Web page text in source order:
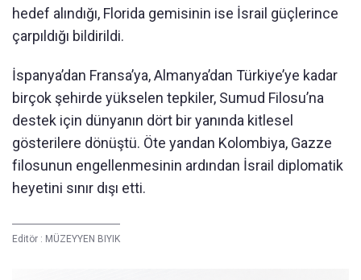
hedef alındığı, Florida gemisinin ise İsrail güçlerince
çarpıldığı bildirildi.
İspanya’dan Fransa’ya, Almanya’dan Türkiye’ye kadar
birçok şehirde yükselen tepkiler, Sumud Filosu’na
destek için dünyanın dört bir yanında kitlesel
gösterilere dönüştü. Öte yandan Kolombiya, Gazze
filosunun engellenmesinin ardından İsrail diplomatik
heyetini sınır dışı etti.
Editör : MÜZEYYEN BIYIK